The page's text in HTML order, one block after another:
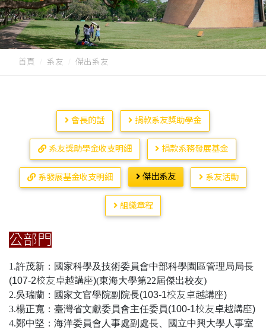
首頁 系友 傑出系友
會長的話 捐款系友獎助學金
系友獎助學金收支明細 捐款系務發展基金
系發展基金收支明細 傑出系友 系友活動
組織章程
公部門
1.許茂新：國家科學及技術委員會中部科學園區管理局局長
(107-2校友卓越講座)(東海大學第22屆傑出校友)
2.吳瑞蘭：國家文官學院副院長(103-1校友卓越講座)
3.楊正寬：臺灣省文獻委員會主任委員(100-1校友卓越講座)
4.鄭中堅：海洋委員會人事處副處長、國立中興大學人事室